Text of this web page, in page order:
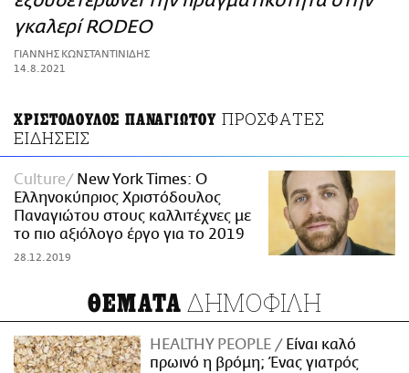
ΑΜΠΑ
PRINT
γκαλερί RODEO
ΓΙΑΝΝΗΣ ΚΩΝΣΤΑΝΤΙΝΙΔΗΣ
14.8.2021
ΧΡΙΣΤΟΔΟΥΛΟΣ ΠΑΝΑΓΙΩΤΟΥ ΠΡΟΣΦΑΤΕΣ
ΕΙΔΗΣΕΙΣ
Culture
New York Times: Ο
Ελληνοκύπριος Χριστόδουλος
Παναγιώτου στους καλλιτέχνες με
το πιο αξιόλογο έργο για το 2019
28.12.2019
ΘΕΜΑΤΑ ΔΗΜΟΦΙΛΗ
HEALTHY PEOPLE
Είναι καλό
πρωινό η βρόμη; Ένας γιατρός